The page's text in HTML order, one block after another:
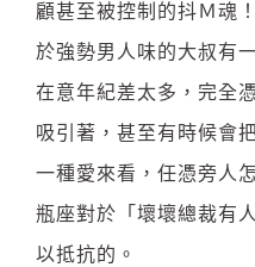
顧甚至被控制的抖Ｍ魂
於強勢男人味的大叔有
在意年紀差太多，完全
吸引著，甚至有時候會
一種愛來看，任憑旁人
瓶座對於「壞壞總裁有
以抵抗的。